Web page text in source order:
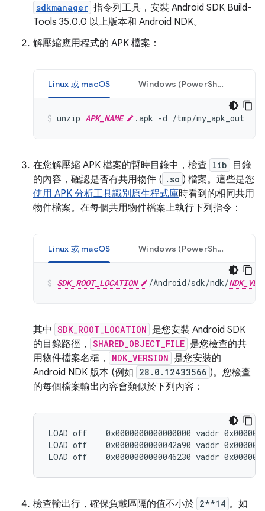
sdkmanager 指令列工具，安裝 Android SDK Build-
Tools 35.0.0 以上版本和 Android NDK。
解壓縮應用程式的 APK 檔案：
Linux 或 macOS Windows (PowerShell)
unzip APK_NAME
在您解壓縮 APK 檔案的暫時目錄中，檢查 lib
目錄
的內容，確認是否有共用物件 ( .so ) 檔案。這些是您
使用 APK 分析工具識別原生程式庫時看到的相同共用
物件檔案。在每個共用物件檔案上執行下列指令：
Linux 或 macOS Windows (PowerShell)
SDK_ROOT_LOCATION /Android/sdk/ndk/
其中 SDK_ROOT_LOCATION 是您安裝 Android SDK
的目錄路徑，
SHARED_OBJECT_FILE 是您檢查的共
用物件檔案名稱，
NDK_VERSION 是您安裝的
Android NDK 版本 (例如 28.0.12433566 )。您檢查
的每個檔案輸出內容會類似於下列內容：
LOAD off    0x0000000000000000 vaddr
LOAD off    0x0000000000042a90 vaddr
檢查輸出行，確保負載區隔的值不小於 2**14 。如